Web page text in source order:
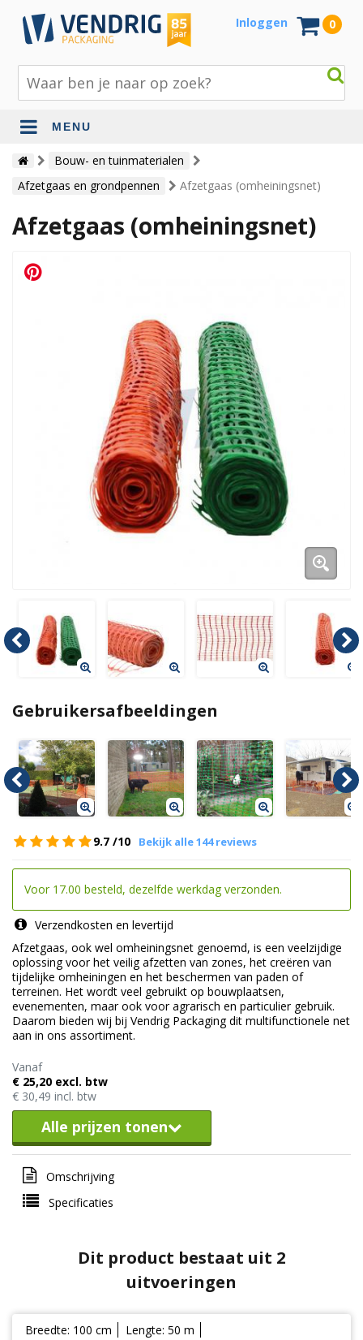
Inloggen 0
MENU
Beschermingsmateriaal
Bouw- en tuinmaterialen
Inpak - en verzendmaterialen
Papier en karton
Duurzame verpakkingen
Bedrukte verpakkingen
Bouw- en tuinmaterialen
Afzetgaas en grondpennen
Afzetgaas (omheiningsnet)
Afzetgaas (omheiningsnet)
Gebruikersafbeeldingen
9.7 /10 Bekijk alle 144 reviews
Voor 17.00 besteld, dezelfde werkdag verzonden.
Verzendkosten en levertijd
Afzetgaas, ook wel omheiningsnet genoemd, is een veelzijdige
oplossing voor het veilig afzetten van zones, het creëren van
tijdelijke omheiningen en het beschermen van paden of
terreinen. Het wordt veel gebruikt op bouwplaatsen,
evenementen, maar ook voor agrarisch en particulier gebruik.
Daarom bieden wij bij Vendrig Packaging dit multifunctionele net
aan in ons assortiment.
Vanaf
€ 25,20 excl. btw
€ 30,49 incl. btw
Alle prijzen tonen
Omschrijving
Specificaties
Dit product bestaat uit 2
uitvoeringen
Breedte: 100 cm
Lengte: 50 m